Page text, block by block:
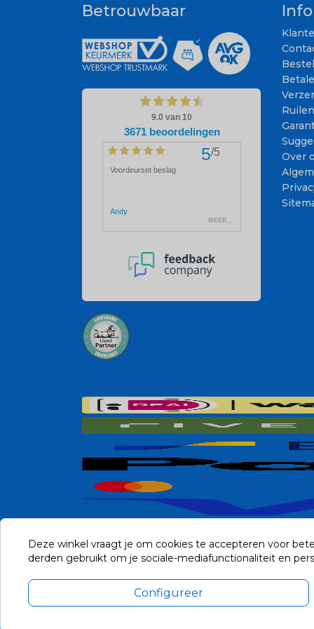
Betrouwbaar
Over
Alle prijzen zijn in Euro, inclusief BTW en andere heffingen en
Deze winkel vraagt je om cookies te accepteren voor
derden gebruikt om je sociale-mediafunctionaliteit en
Configureer